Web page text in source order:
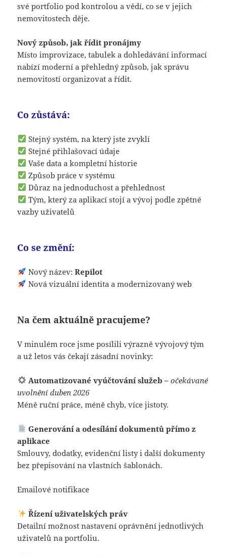
své portfolio pod kontrolou a vědí, co se v jejich
nemovitostech děje.
Nový způsob, jak řídit pronájmy
Místo improvizace, tabulek a dohledávání informací
nabízí moderní a přehledný způsob, jak správu
nemovitostí organizovat a řídit.
Co zůstává:
Stejný systém, na který jste zvyklí
Stejné přihlašovací údaje
Vaše data a kompletní historie
Způsob práce v systému
Důraz na jednoduchost a přehlednost
Tým, který za aplikací stojí a vývoj podle zpětné
vazby uživatelů
Co se změní:
Nový název: Repilot
Nová vizuální identita a modernizovaný web
Na čem aktuálně pracujeme?
V minulém roce jsme posílili výrazně vývojový tým
a už letos vás čekají zásadní novinky:
Automatizované vyúčtování služeb – očekávané
uvolnění duben 2026
Méně ruční práce, méně chyb, více jistoty.
Generování a odesílání dokumentů přímo z
aplikace
Smlouvy, dodatky, evidenční listy i další dokumenty
bez přepisování na vlastních šablonách.
Emailové notifikace
Řízení uživatelských práv
Detailní možnost nastavení oprávnění jednotlivých
uživatelů na portfoliu.